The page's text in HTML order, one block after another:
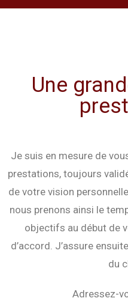
Une
Je suis en mesure de
prestations, toujours
de votre vision
nous prenons ainsi le
objectifs au début de
d’accord. J’assure
du
Adressez-